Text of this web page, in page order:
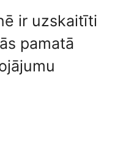
ir uzskaitīti
pamatā